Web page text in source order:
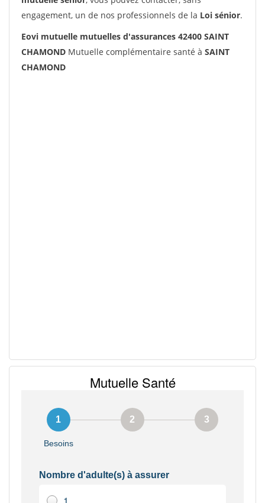
engagement, un de nos professionnels de la Loi sénior.
Eovi mutuelle mutuelles d'assurances 42400 SAINT
CHAMOND Mutuelle complémentaire santé à SAINT
CHAMOND